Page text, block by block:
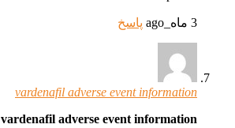
3 ماه_ago پاسخ
vardenafil adverse event information
vardenafil adverse event information